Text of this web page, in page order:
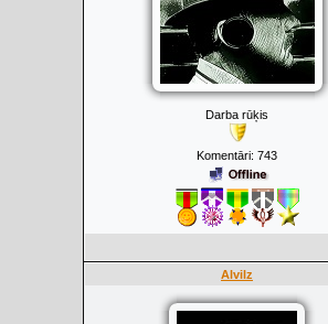
Darba rūķis
Komentāri: 743
Alvilz